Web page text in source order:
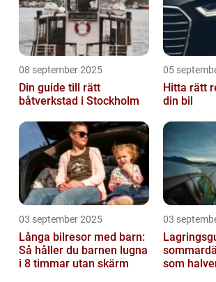
08 september 2025
Din guide till rätt
båtverkstad i Stockholm
05
Hitta rätt
din bil
03 september 2025
Långa bilresor med barn:
Så håller du barnen lugna
i 8 timmar utan skärm
03
som